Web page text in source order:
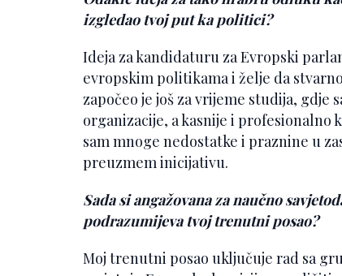
izgledao tvoj put ka politici?
Ideja za kandidaturu za Evropski
evropskim politikama i želje da
započeo je još za vrijeme studija, gdje
organizacije, a kasnije i
sam mnoge nedostatke i praznine u
preuzmem inicijativu.
Sada si angažovana za naučno
podrazumijeva tvoj trenutni posao?
Moj trenutni posao uključuje rad sa